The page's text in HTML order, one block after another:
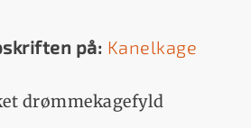
på: Kanelkage
drømmekagefyld